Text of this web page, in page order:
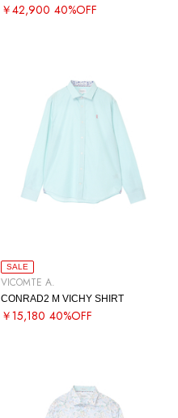
￥42,900 40%OFF
SALE
VICOMTE A.
CONRAD2 M VICHY SHIRT
￥15,180 40%OFF